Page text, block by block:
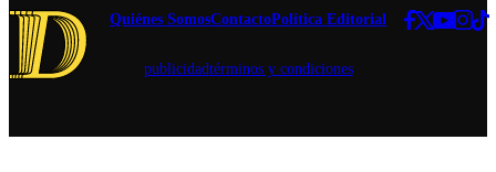
experiencias
para conocer
nuevos estilos
de cerveza.
Quiénes SomosContactoPolítica Editorial
publicidadtérminos y condiciones